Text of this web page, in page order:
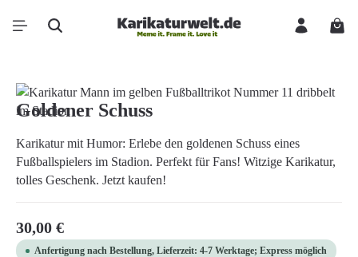
Zum Hauptinhalt springen
Bildergalerie überspringen
Goldener Schuss
Karikatur mit Humor: Erlebe den goldenen Schuss eines
Fußballspielers im Stadion. Perfekt für Fans! Witzige Karikatur,
tolles Geschenk. Jetzt kaufen!
Regulärer Preis:
30,00 €
Anfertigung nach Bestellung, Lieferzeit: 4-7 Werktage; Express möglich